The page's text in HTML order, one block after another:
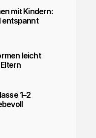
mit Kindern:
entspannt
leicht
1–2